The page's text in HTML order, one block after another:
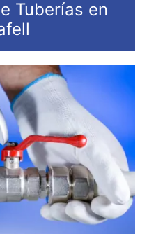
Tuberías en